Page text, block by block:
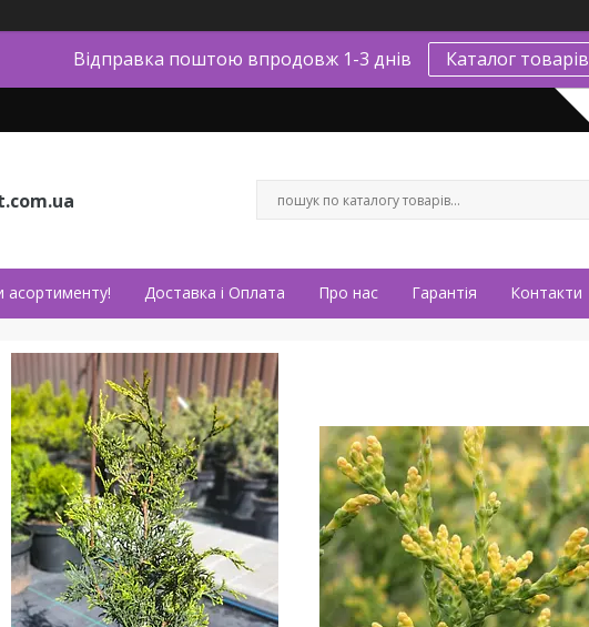
Відправка поштою впродовж 1-3 днів Каталог товарів
асортименту! Доставка і Оплата Про нас Гарантія Контакти